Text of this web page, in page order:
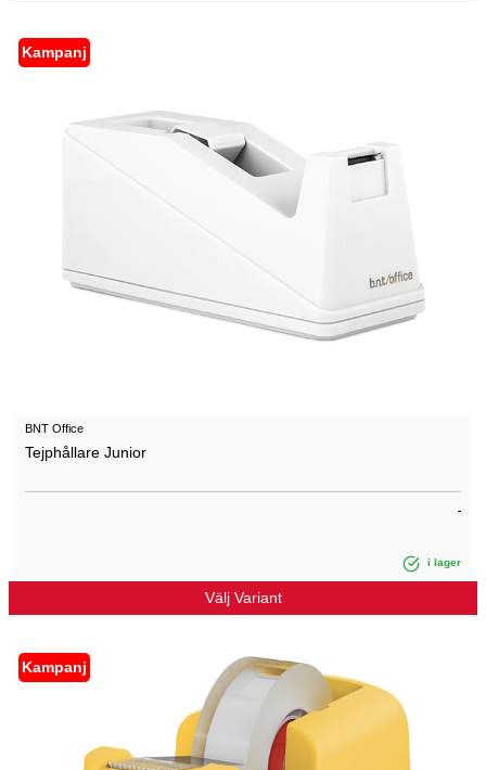
Kampanj
BNT Office
Tejphållare Junior
i lager
Välj Variant
Kampanj